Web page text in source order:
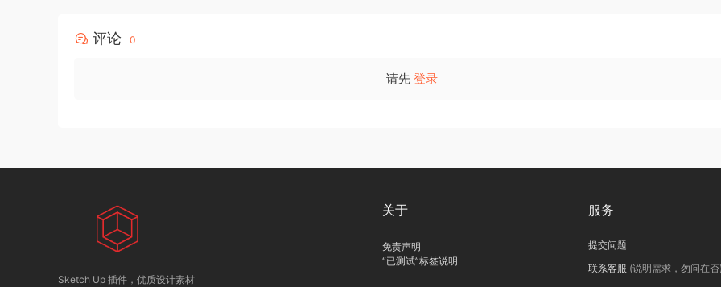
评论 0
请先 登录
Sketch Up 插件，优质设计素材
关于
免责声明
“已测试”标签说明
服务
提交问题
联系客服 (说明需求，勿问在否